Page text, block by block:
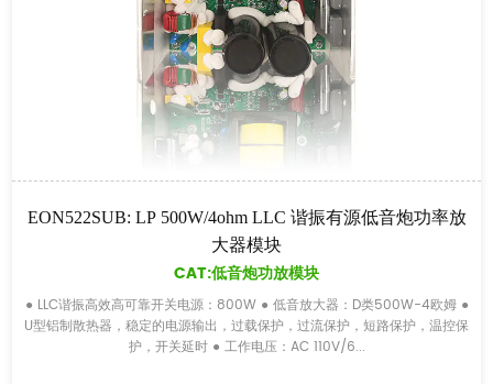
EON522SUB: LP 500W/4ohm LLC 谐振有源低音炮功率放
大器模块
CAT:低音炮功放模块
● LLC谐振高效高可靠开关电源：800W ● 低音放大器：D类500W-4欧姆 ●
U型铝制散热器，稳定的电源输出，过载保护，过流保护，短路保护，温控保
护，开关延时 ● 工作电压：AC 110V/6...